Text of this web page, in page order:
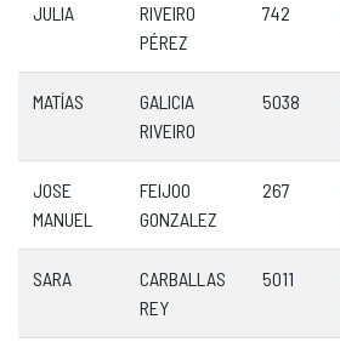
JULIA
RIVEIRO
PÉREZ
742
MATÍAS
GALICIA
RIVEIRO
5038
JOSE
MANUEL
FEIJOO
GONZALEZ
267
SARA
CARBALLAS
REY
5011